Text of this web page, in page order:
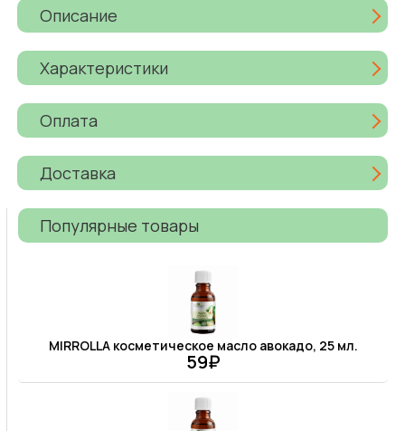
Описание
Характеристики
Оплата
Доставка
Популярные товары
MIRROLLA косметическое масло авокадо, 25 мл.
59₽